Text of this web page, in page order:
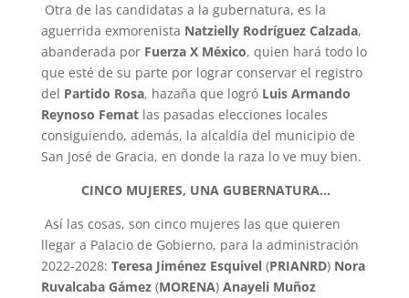
Otra de las candidatas a la gubernatura, es la
aguerrida exmorenista Natzielly Rodríguez Calzada,
abanderada por Fuerza X México, quien hará todo lo
que esté de su parte por lograr conservar el registro
del Partido Rosa, hazaña que logró Luis Armando
Reynoso Femat las pasadas elecciones locales
consiguiendo, además, la alcaldía del municipio de
San José de Gracia, en donde la raza lo ve muy bien.
CINCO MUJERES, UNA GUBERNATURA...
Así las cosas, son cinco mujeres las que quieren
llegar a Palacio de Gobierno, para la administración
2022-2028: Teresa Jiménez Esquivel (PRIANRD) Nora
Ruvalcaba Gámez (MORENA) Anayeli Muñoz